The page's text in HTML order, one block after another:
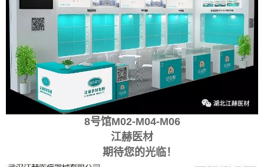
8号馆M02-M04-M06
江赫医材
期待您的光临！